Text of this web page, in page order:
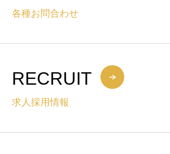
各種お問合わせ
RECRUIT
求人採用情報